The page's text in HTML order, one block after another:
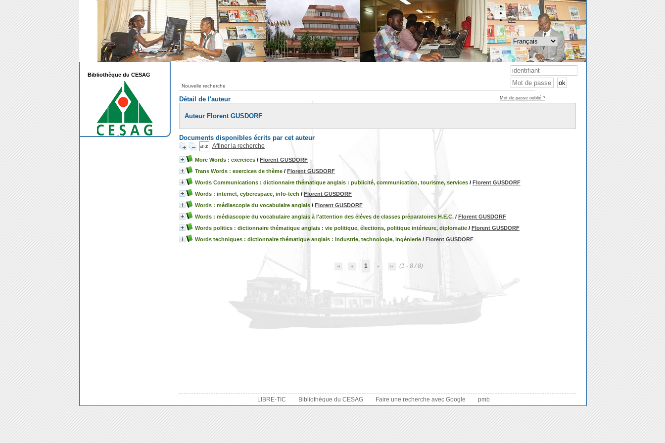
Nouvelle recherche
Détail de l'auteur
Auteur Florent GUSDORF
Documents disponibles écrits par cet auteur
Affiner la recherche
More Words : exercices / Florent GUSDORF
Trans Words : exercices de thème / Florent GUSDORF
Words Communications : dictionnaire thématique anglais : publicité, communication, tourisme, services / Florent GUSDORF
Words : internet, cyberespace, info-tech / Florent GUSDORF
Words : médiascopie du vocabulaire anglais / Florent GUSDORF
Words : médiascopie du vocabulaire anglais à l'attention des éléves de classes préparatoires H.E.C. / Florent GUSDORF
Words politics : dictionnaire thématique anglais : vie politique, élections, politique intérieure, diplomatie / Florent GUSDORF
Words techniques : dictionnaire thématique anglais : industrie, technologie, ingénierie / Florent GUSDORF
1 (1 - 8 / 8)
LIBRE-TIC Bibliothèque du CESAG Faire une recherche avec Google pmb
Bibliothèque du CESAG
A-
A
A+
Mot de passe oublié ?